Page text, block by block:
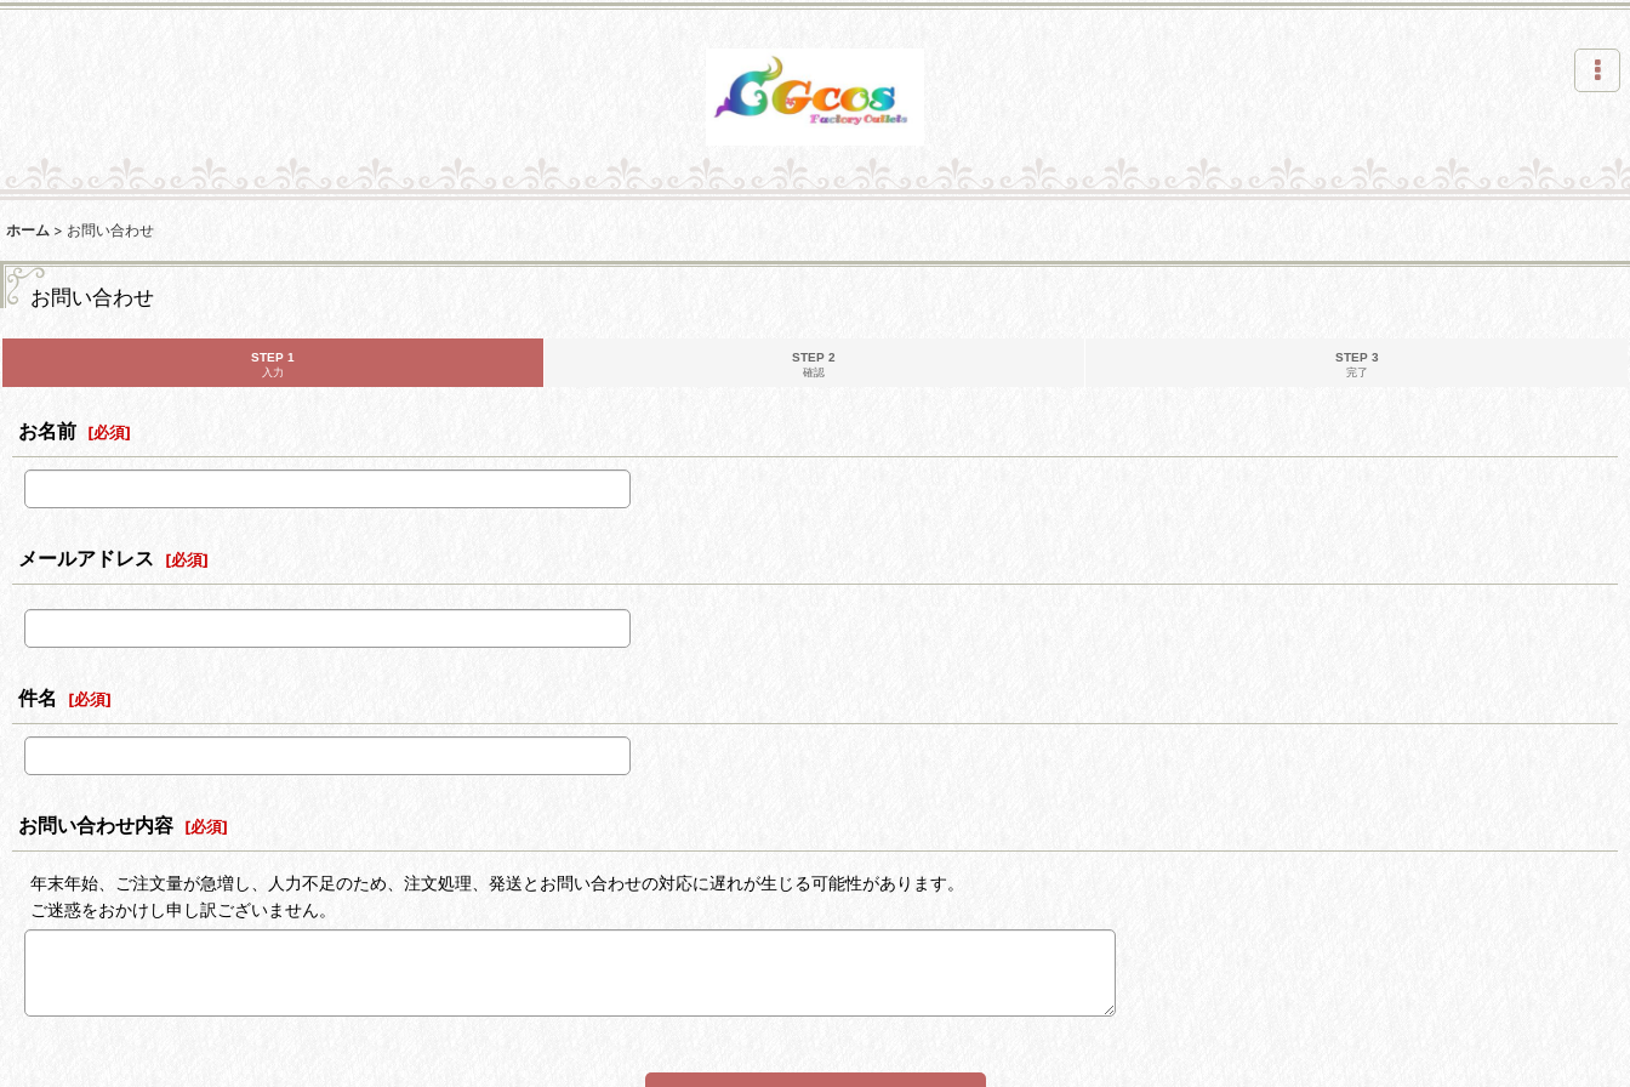
ホーム > お問い合わせ
お問い合わせ
STEP 1
入力
STEP 2
確認
STEP 3
完了
お名前 [必須]
メールアドレス [必須]
件名 [必須]
お問い合わせ内容 [必須]
年末年始、ご注文量が急増し、人力不足のため、注文処理、発送とお問い合わせの対応に遅れが生じる可能性があります。
ご迷惑をおかけし申し訳ございません。